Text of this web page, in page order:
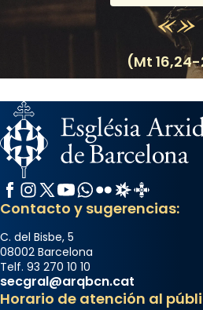
(Mt
Facebook
Instagram
X / Twitter
YouTube
WhatsApp
FlickrRadio Estel
Catalunya
Contacto y sugerencias:
C. del Bisbe, 5
08002 Barcelona
Telf. 93 270 10 10
secgral@arqbcn.cat
Horario de atención al